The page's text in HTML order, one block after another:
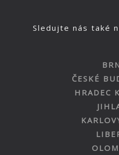
Sledujte nás také
ČESKÉ
HRADEC